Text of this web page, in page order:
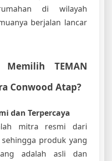
di wilayah
berjalan lancar
TEMAN
Conwood Atap?
dan Terpercaya
mitra resmi dari
sehingga produk yang
adalah asli dan